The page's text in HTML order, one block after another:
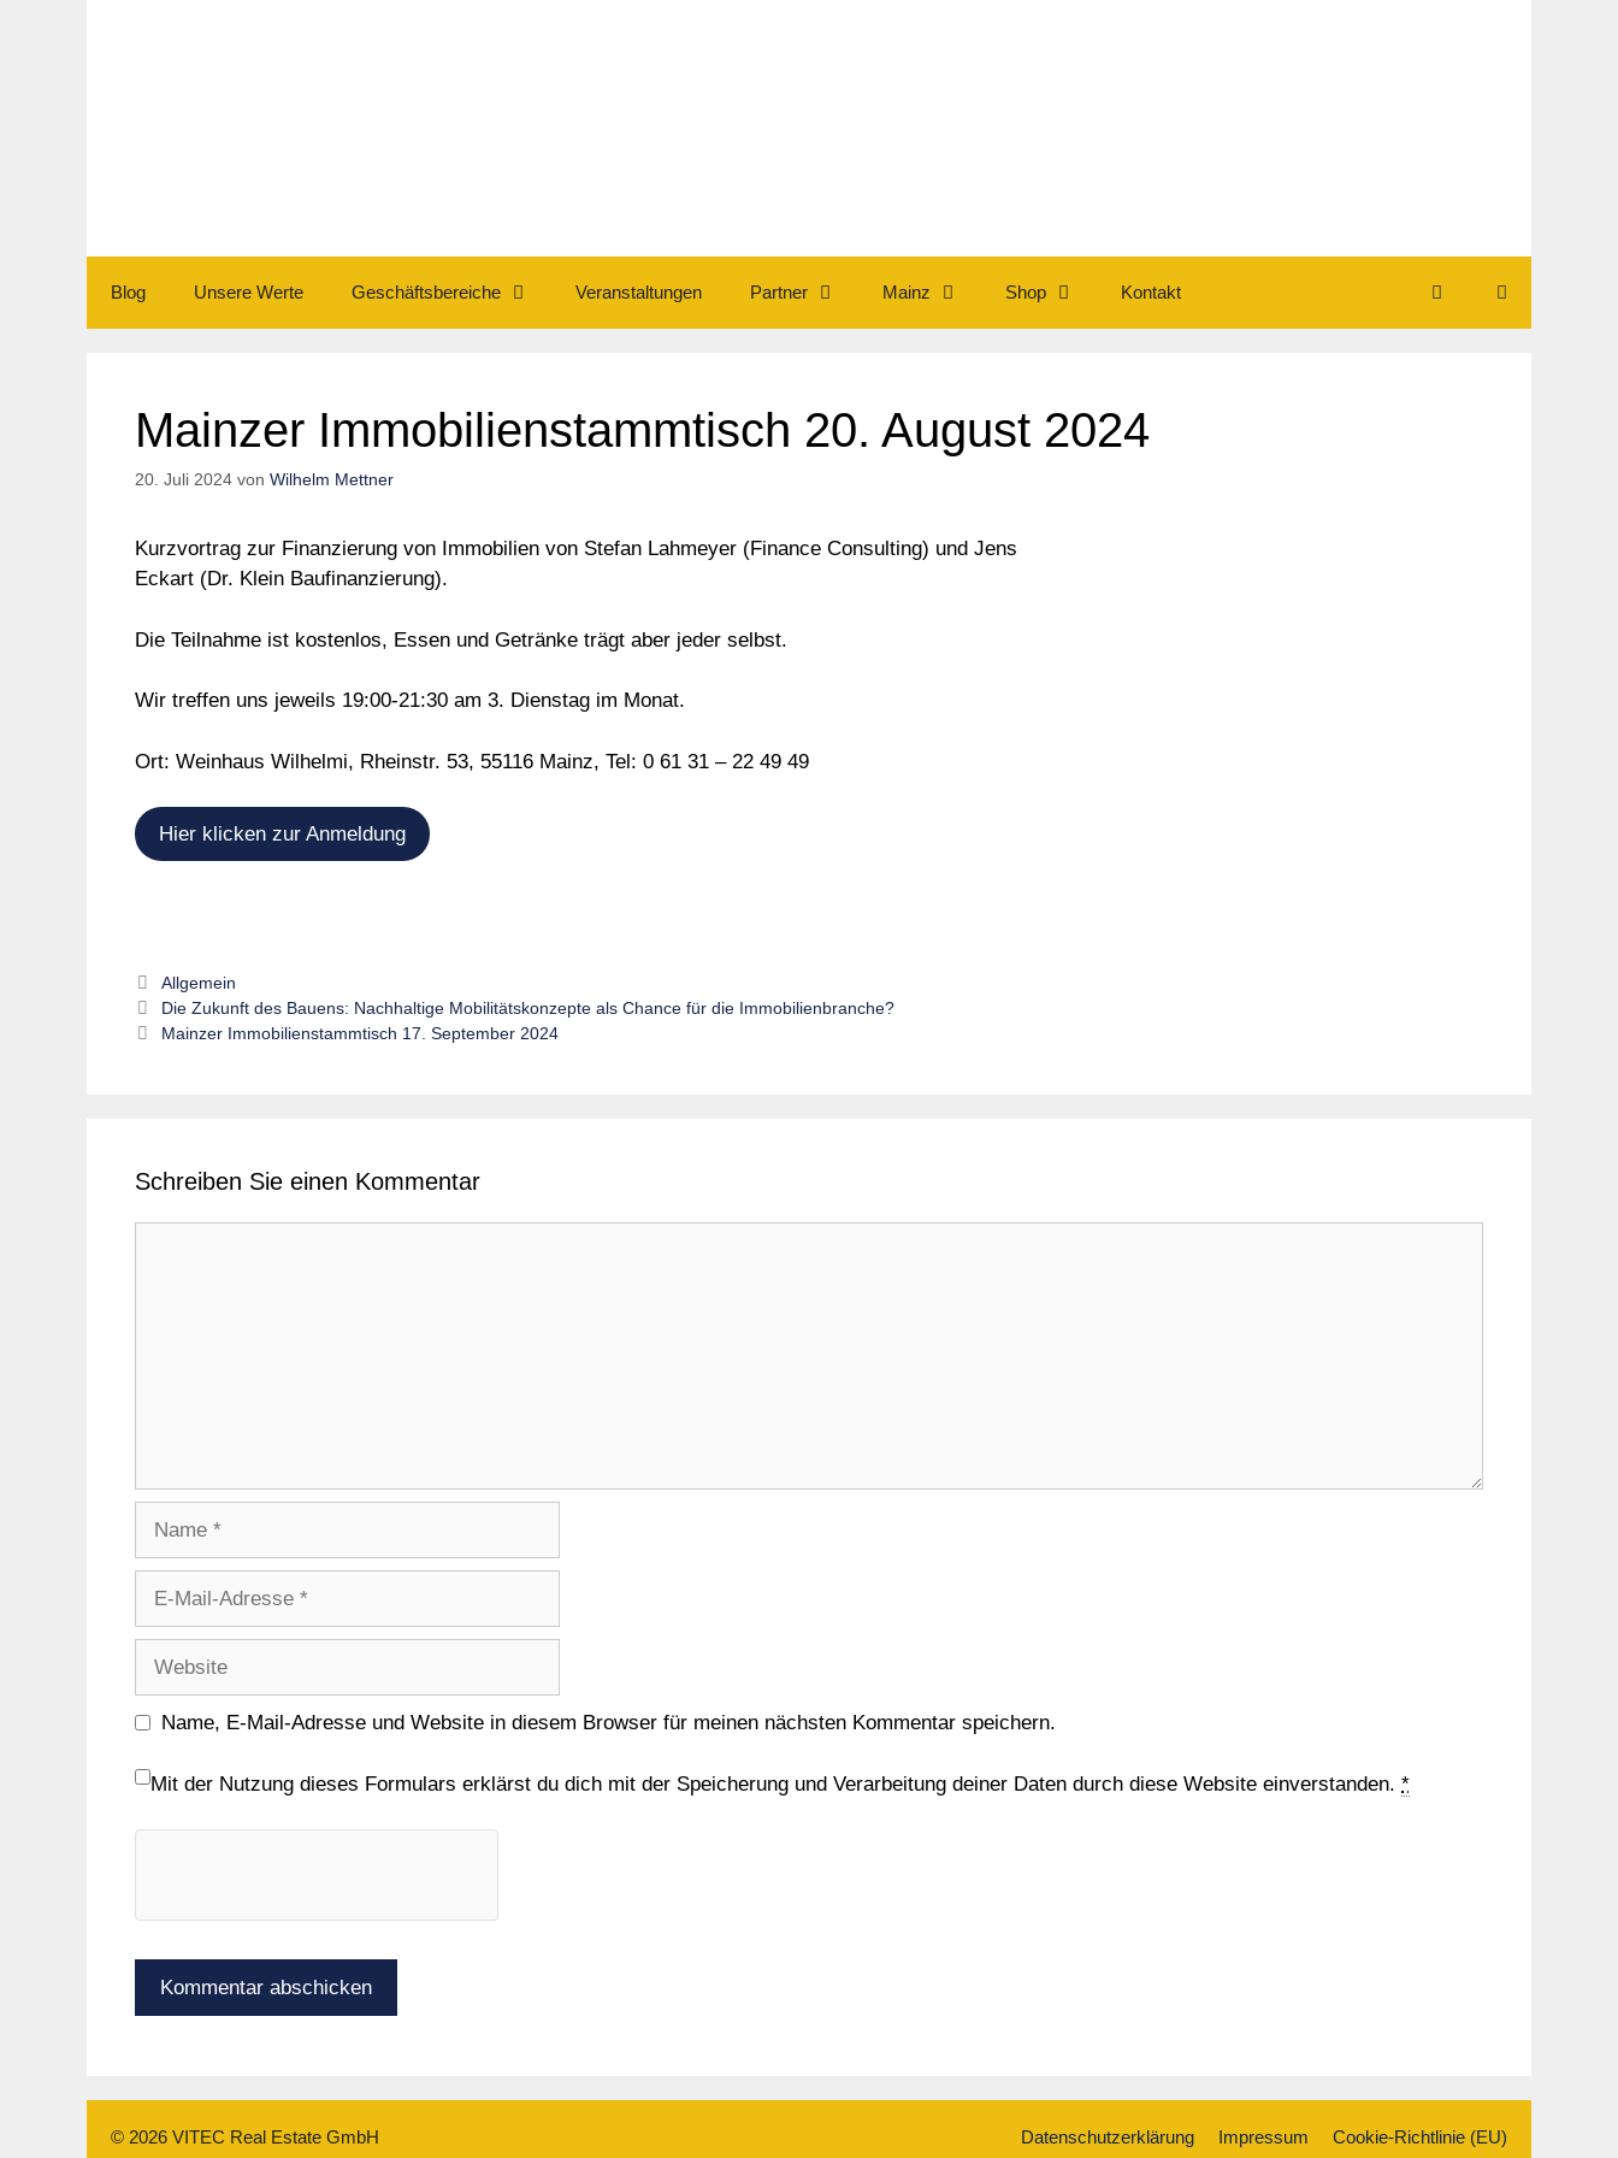
Blog Unsere Werte Geschäftsbereiche Veranstaltungen Partner Mainz Shop Kontakt
Mainzer Immobilienstammtisch 20. August 2024
20. Juli 2024 von Wilhelm Mettner
Kurzvortrag zur Finanzierung von Immobilien von Stefan Lahmeyer (Finance Consulting) und Jens
Eckart (Dr. Klein Baufinanzierung).
Die Teilnahme ist kostenlos, Essen und Getränke trägt aber jeder selbst.
Wir treffen uns jeweils 19:00-21:30 am 3. Dienstag im Monat.
Ort: Weinhaus Wilhelmi, Rheinstr. 53, 55116 Mainz, Tel: 0 61 31 – 22 49 49
Hier klicken zur Anmeldung
Kategorien
Allgemein
Die Zukunft des Bauens: Nachhaltige Mobilitätskonzepte als Chance für die Immobilienbranche?
Mainzer Immobilienstammtisch 17. September 2024
Schreiben Sie einen Kommentar
Adresse
Name, E-Mail-Adresse und Website in diesem Browser für meinen nächsten Kommentar speichern.
Mit der Nutzung dieses Formulars erklärst du dich mit der Speicherung und Verarbeitung deiner Daten durch diese Website einverstanden. *
Datenschutzerklärung Impressum Cookie-Richtlinie (EU)
© 2026 VITEC Real Estate GmbH